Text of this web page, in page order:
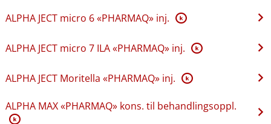
ALPHA JECT micro 6 «PHARMAQ» inj. K
ALPHA JECT micro 7 ILA «PHARMAQ» inj. K
ALPHA JECT Moritella «PHARMAQ» inj. K
ALPHA MAX «PHARMAQ» kons. til behandlingsoppl.
K